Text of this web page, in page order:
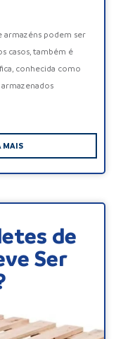
armazéns podem ser
casos, também é
conhecida como
MAIS
de
Ser